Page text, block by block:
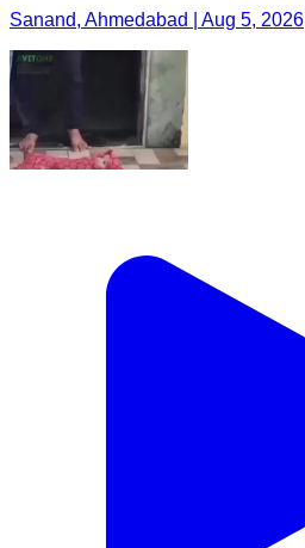
Sanand, Ahmedabad | Aug 5, 2026